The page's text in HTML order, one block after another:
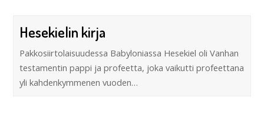
Hesekielin kirja
Pakkosiirtolaisuudessa Babyloniassa Hesekiel oli Vanhan
testamentin pappi ja profeetta, joka vaikutti profeettana
yli kahdenkymmenen vuoden…